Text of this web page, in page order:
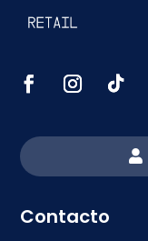
Contacto